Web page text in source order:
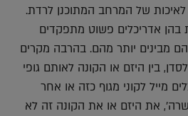
של המרחב המתוכנן לרדת.
בהן אדריכלים פשוט מתפקדים
מבינים יותר מהם. בהרבה מקרים
בין היזם או הקונה לאותם גופי
מייל לקוני מגוף כזה או אחר
את היזם או את הקונה זה לא